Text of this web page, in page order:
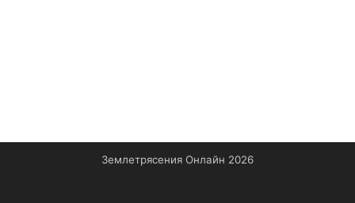
Землетрясения Онлайн 2026